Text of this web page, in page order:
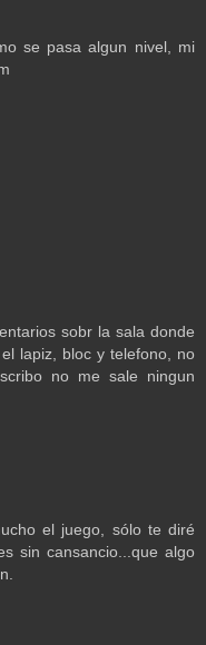
se pasa algun nivel, mi
sobr la sala donde
lapiz, bloc y telefono, no
no me sale ningun
el juego, sólo te diré
sin cansancio...que algo